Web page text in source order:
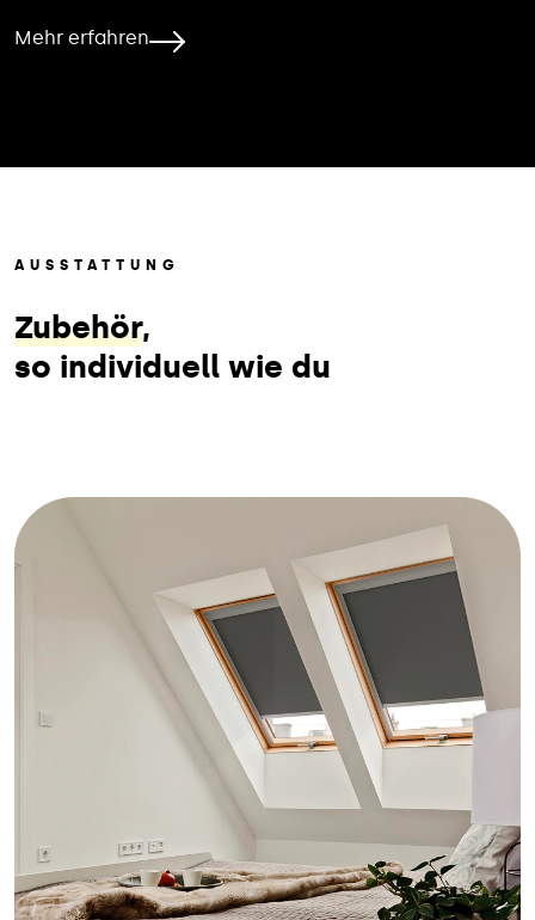
Mehr erfahren
AUSSTATTUNG
Zubehör,
so individuell wie du